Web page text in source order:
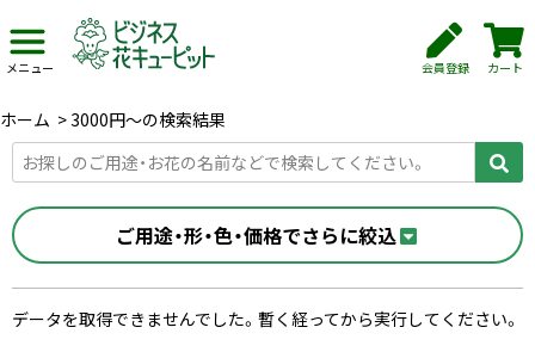
メニュー 会員登録 カート
ホーム >3000円〜の検索結果
ご用途・形・色・価格でさらに絞込
データを取得できませんでした。暫く経ってから実行してください。